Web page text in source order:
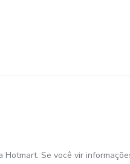
Se você vir